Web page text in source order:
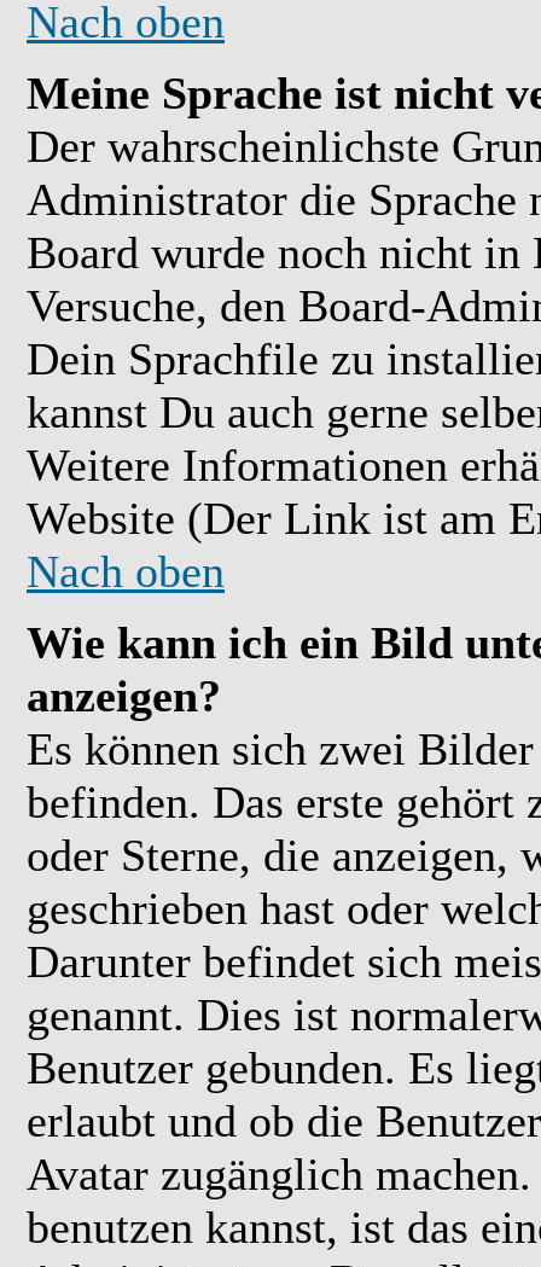
Nach oben
Meine Sprache ist nicht
Der wahrscheinlichste
Administrator die Sprache
Board wurde noch nicht in
Versuche, den Board-
Dein Sprachfile zu
kannst Du auch gerne
Weitere Informationen
Website (Der Link ist am
Nach oben
Wie kann ich ein Bild
anzeigen?
Es können sich zwei
befinden. Das erste gehört
oder Sterne, die anzeigen,
geschrieben hast oder
Darunter befindet sich
genannt. Dies ist
Benutzer gebunden. Es
erlaubt und ob die
Avatar zugänglich
benutzen kannst, ist das